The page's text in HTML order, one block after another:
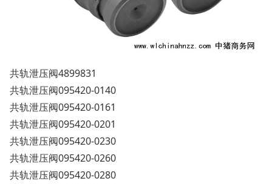
共轨泄压阀4899831
共轨泄压阀095420-0140
共轨泄压阀095420-0161
共轨泄压阀095420-0201
共轨泄压阀095420-0230
共轨泄压阀095420-0260
共轨泄压阀095420-0280